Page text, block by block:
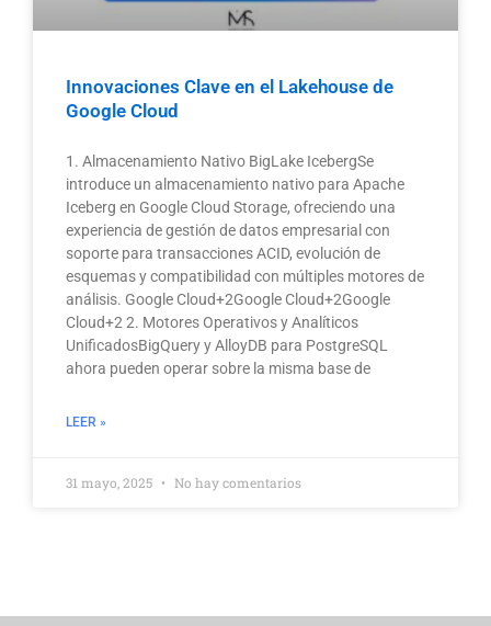
Innovaciones Clave en el Lakehouse de
Google Cloud
1. Almacenamiento Nativo BigLake IcebergSe
introduce un almacenamiento nativo para Apache
Iceberg en Google Cloud Storage, ofreciendo una
experiencia de gestión de datos empresarial con
soporte para transacciones ACID, evolución de
esquemas y compatibilidad con múltiples motores de
análisis. Google Cloud+2Google Cloud+2Google
Cloud+2 2. Motores Operativos y Analíticos
UnificadosBigQuery y AlloyDB para PostgreSQL
ahora pueden operar sobre la misma base de
LEER »
31 mayo, 2025 No hay comentarios